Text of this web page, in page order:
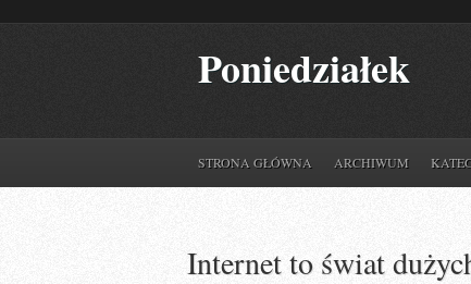
Poniedziałek
STRONA GŁÓWNA ARCHIWUM
Internet to świat